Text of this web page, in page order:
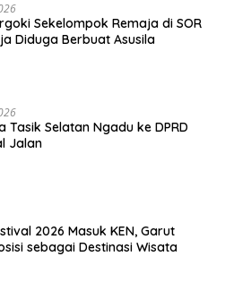
Sekelompok Remaja di SOR
Diduga Berbuat Asusila
Tasik Selatan Ngadu ke DPRD
Jalan
2026 Masuk KEN, Garut
sebagai Destinasi Wisata